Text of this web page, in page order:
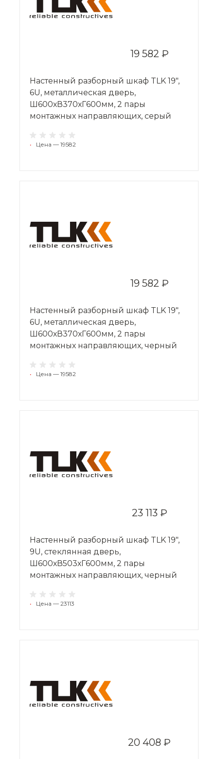
19 582 ₽
Настенный разборный шкаф TLK 19",
6U, металлическая дверь,
Ш600хВ370хГ600мм, 2 пары
монтажных направляющих, серый
• Цена — 19582
19 582 ₽
Настенный разборный шкаф TLK 19",
6U, металлическая дверь,
Ш600хВ370хГ600мм, 2 пары
монтажных направляющих, черный
• Цена — 19582
23 113 ₽
Настенный разборный шкаф TLK 19",
9U, стеклянная дверь,
Ш600хВ503хГ600мм, 2 пары
монтажных направляющих, черный
• Цена — 23113
20 408 ₽